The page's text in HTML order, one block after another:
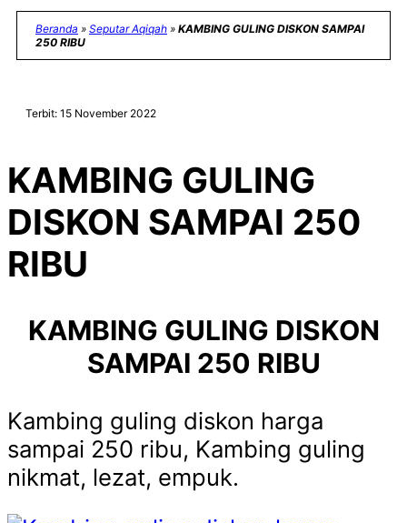
Beranda » Seputar Aqiqah » KAMBING GULING DISKON SAMPAI
250 RIBU
Terbit: 15 November 2022
KAMBING GULING
DISKON SAMPAI 250
RIBU
KAMBING GULING DISKON
SAMPAI 250 RIBU
Kambing guling diskon harga
sampai 250 ribu, Kambing guling
nikmat, lezat, empuk.